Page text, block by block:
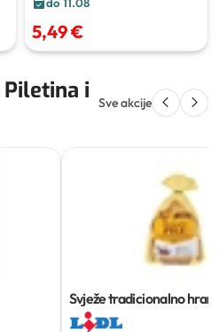
do 11.08
5,49 €
i
Sve akcije
Svježe tradicionalno
cca 2 kg